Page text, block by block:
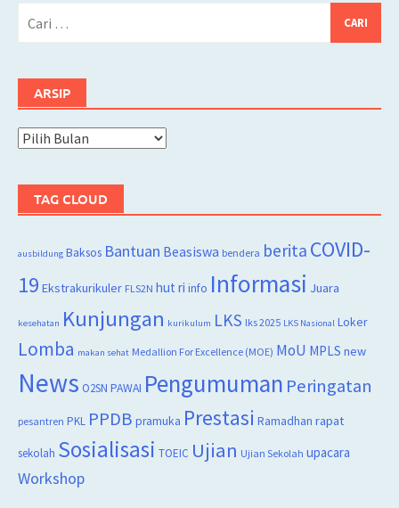
ARSIP
Arsip
TAG CLOUD
ausbildung Baksos Bantuan Beasiswa bendera berita COVID-
19 Ekstrakurikuler FLS2N hut ri info Informasi Juara
kesehatan Kunjungan kurikulum LKS lks 2025 LKS Nasional Loker
Lomba makan sehat Medallion For Excellence (MOE) MoU MPLS new
News O2SN PAWAI Pengumuman Peringatan
pesantren PKL PPDB pramuka Prestasi Ramadhan rapat
sekolah Sosialisasi TOEIC Ujian Ujian Sekolah upacara
Workshop